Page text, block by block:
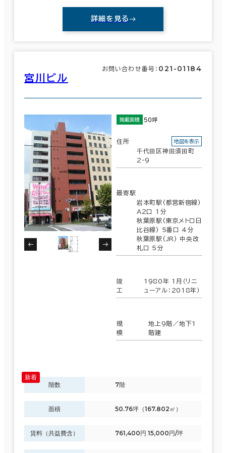
詳細を見る
宮川ビル
お問い合わせ番号： 021-01184
掲載面積 50坪
住所
千代田区神田須田町
2-9
地図を表示
最寄駅
岩本町駅(都営新宿線)
A2口 1分
秋葉原駅(東京メトロ日
比谷線) 5番口 4分
秋葉原駅(JR) 中央改
札口 5分
竣
工
1980年 1月（リニ
ューアル：2018年）
規
模
地上9階／地下1
階建
階数 7階
面積 50.76坪（167.802㎡）
賃料（共益費含） 761,400円 15,000円/坪